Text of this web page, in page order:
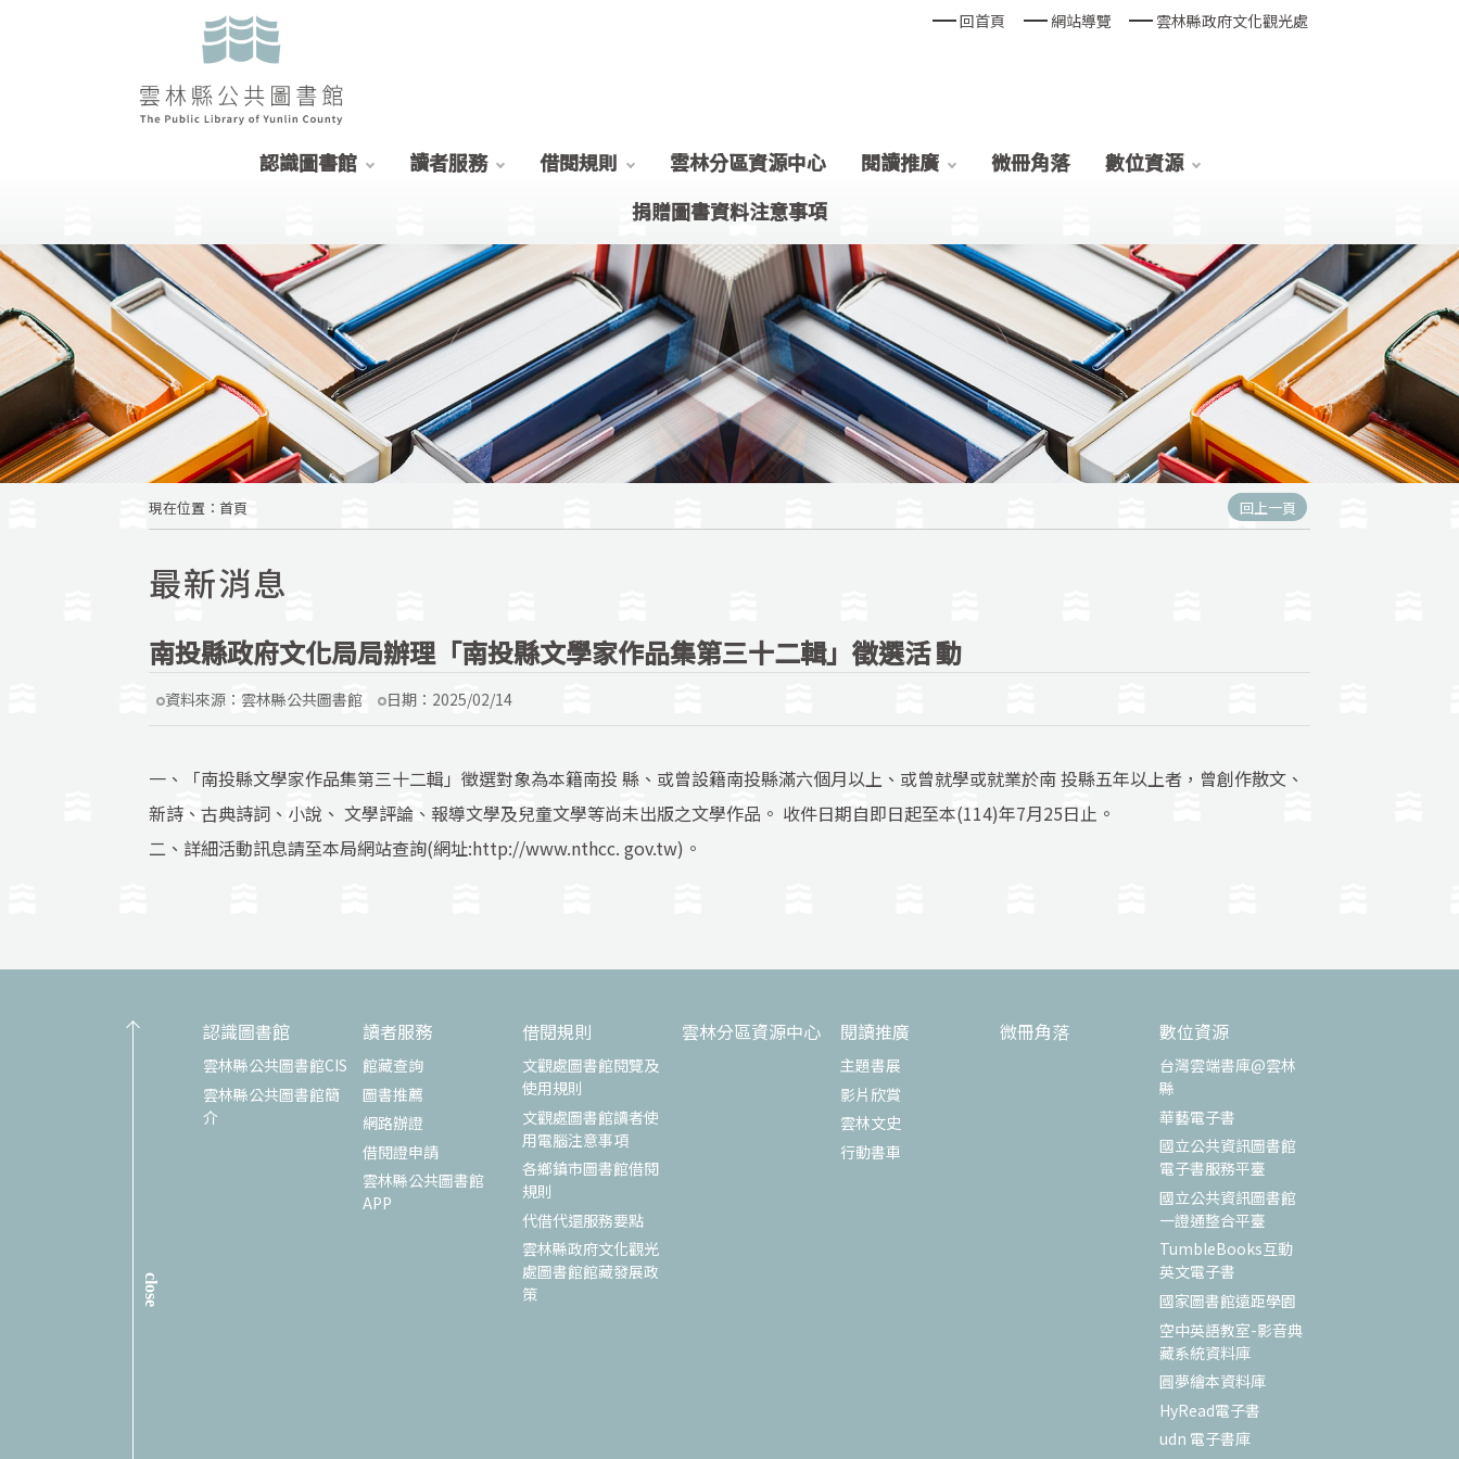
回首頁 網站導覽 雲林縣政府文化觀光處
認識圖書館 讀者服務 借閱規則 雲林分區資源中心 閱讀推廣 微冊角落
數位資源
捐贈圖書資料注意事項
:::
現在位置 ： 首頁 回上一頁
最新消息
南投縣政府文化局局辦理「南投縣文學家作品集第三十二輯」徵選活 動
資料來源： 雲林縣公共圖書館 日期： 2025/02/14
一、「南投縣文學家作品集第三十二輯」徵選對象為本籍南投 縣、或曾設籍南投縣滿六個月以上、或曾就學或就業於南 投縣五年以上者，曾創作散文、
新詩、古典詩詞、小說、 文學評論、報導文學及兒童文學等尚未出版之文學作品。 收件日期自即日起至本(114)年7月25日止。
二、詳細活動訊息請至本局網站查詢(網址:http://www.nthcc. gov.tw)。
close
認識圖書館
雲林縣公共圖書館CIS
雲林縣公共圖書館簡
介
讀者服務
館藏查詢
圖書推薦
網路辦證
借閱證申請
雲林縣公共圖書館
APP
借閱規則
文觀處圖書館閱覽及
使用規則
文觀處圖書館讀者使
用電腦注意事項
各鄉鎮市圖書館借閱
規則
代借代還服務要點
雲林縣政府文化觀光
處圖書館館藏發展政
策
雲林分區資源中心 閱讀推廣
主題書展
影片欣賞
雲林文史
行動書車
微冊角落 數位資源
台灣雲端書庫@雲林
縣
華藝電子書
國立公共資訊圖書館
電子書服務平臺
國立公共資訊圖書館
一證通整合平臺
TumbleBooks互動
英文電子書
國家圖書館遠距學園
空中英語教室-影音典
藏系統資料庫
圓夢繪本資料庫
HyRead電子書
udn 電子書庫